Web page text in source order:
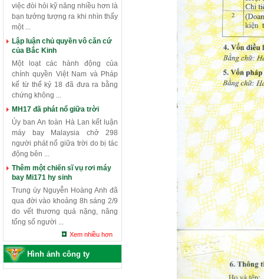
việc đòi hỏi kỹ năng nhiều hơn là
bạn tưởng tượng ra khi nhìn thấy
một ...
Lập luận chủ quyền vô căn cứ
của Bắc Kinh
Một loạt các hành động của
chính quyền Việt Nam và Pháp
kể từ thế kỷ 18 đã đưa ra bằng
chứng không ...
MH17 đã phát nổ giữa trời
Ủy ban An toàn Hà Lan kết luận
máy bay Malaysia chở 298
người phát nổ giữa trời do bị tác
động bên ...
Thêm một chiến sĩ vụ rơi máy
bay Mi171 hy sinh
Trung úy Nguyễn Hoàng Anh đã
qua đời vào khoảng 8h sáng 2/9
do vết thương quá nặng, nâng
tổng số người ...
Xem nhiều hơn
Hình ảnh công ty